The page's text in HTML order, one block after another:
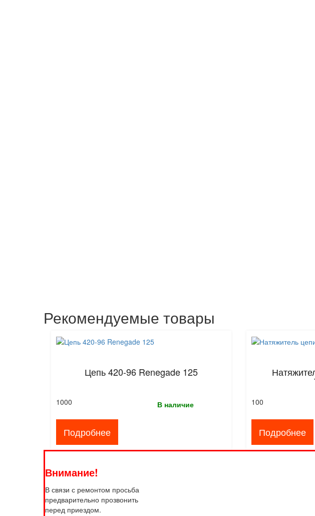
Рекомендуемые товары
Цепь 420-96 Renegade 125
В наличие
1000
Подробнее
100
Подробнее
Внимание!
В связи с ремонтом просьба
предварительно прозвонить
перед приездом.